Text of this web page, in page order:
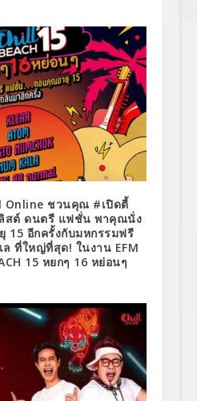
Online ชวนคุณ #เปิดตี้
ลิสต์ ดนตรี แฟชั่น พาคุณนั่ง
15 อีกครั้งกับมหกรรมฟรี
ล ที่ใหญ่ที่สุด! ในงาน EFM
15 หยกๆ 16 หย่อนๆ